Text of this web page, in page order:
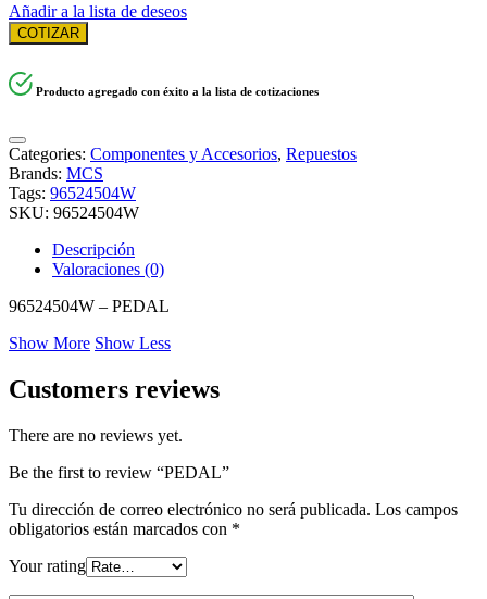
Añadir a la lista de deseos
COTIZAR
Producto agregado con éxito a la lista de cotizaciones
Categories: Componentes y Accesorios, Repuestos
Brands: MCS
Tags: 96524504W
SKU: 96524504W
Descripción
Valoraciones (0)
96524504W – PEDAL
Show More Show Less
Customers reviews
There are no reviews yet.
Be the first to review “PEDAL”
Tu dirección de correo electrónico no será publicada. Los campos
obligatorios están marcados con *
Your rating